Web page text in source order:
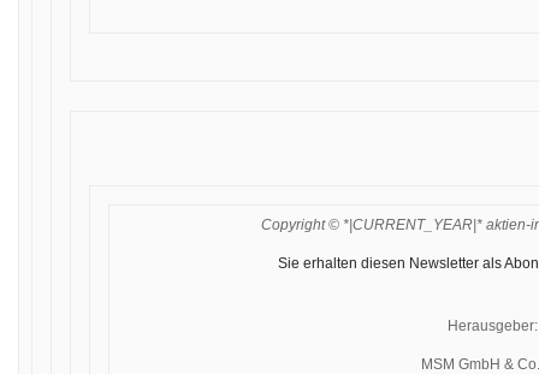
Copyright © *|CURRENT_YEAR|* aktien-
Sie erhalten diesen Newsletter als
Herausgeber:
MSM GmbH &